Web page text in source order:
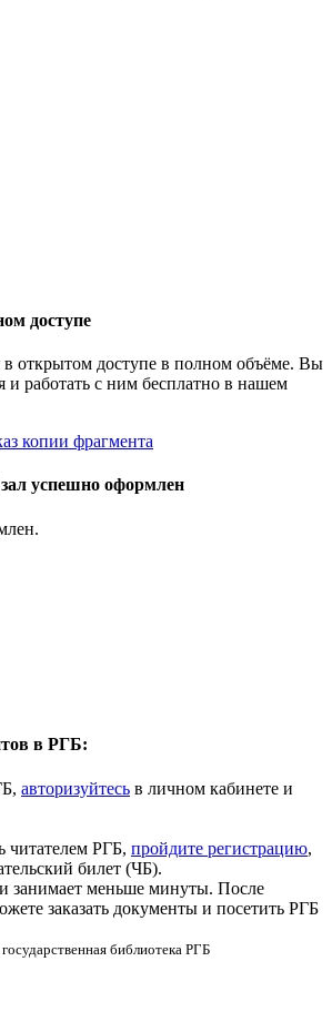
доступе
в открытом доступе в полном объёме. Вы
и работать с ним бесплатно в нашем
копии фрагмента
успешно оформлен
в РГБ:
авторизуйтесь в личном кабинете и
читателем РГБ, пройдите регистрацию,
билет (ЧБ).
занимает меньше минуты. После
заказать документы и посетить РГБ
библиотека РГБ